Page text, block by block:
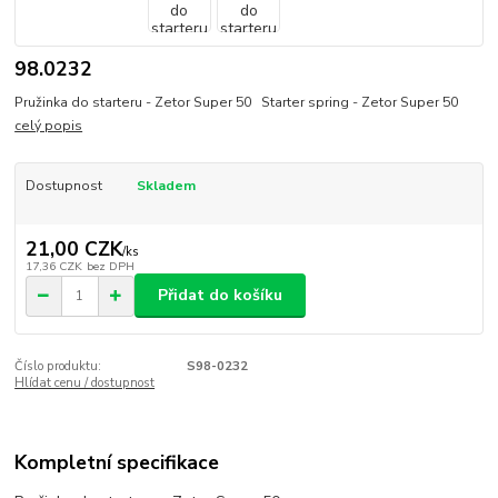
98.0232
Pružinka do starteru - Zetor Super 50 Starter spring - Zetor Super 50
celý popis
Dostupnost Skladem
21,00 CZK/ks
17,36 CZK bez DPH
Přidat do košíku
Číslo produktu:
S98-0232
Hlídat cenu / dostupnost
Kompletní specifikace